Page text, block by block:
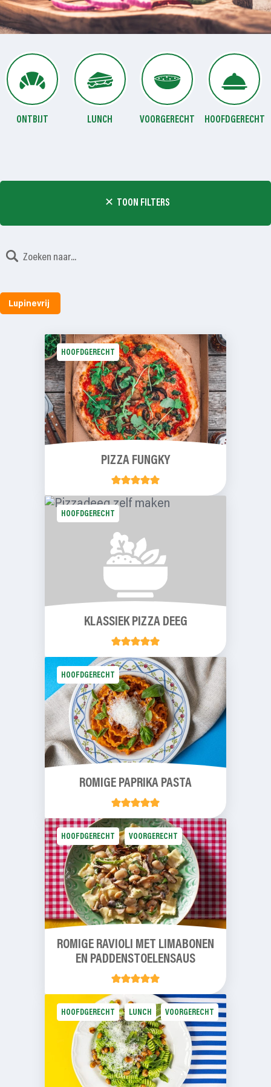
ONTBIJT LUNCH VOORGERECHT HOOFDGERECHT
TOON FILTERS
Lupinevrij
HOOFDGERECHT
PIZZA FUNGKY
HOOFDGERECHT
KLASSIEK PIZZA DEEG
HOOFDGERECHT
ROMIGE PAPRIKA PASTA
HOOFDGERECHT VOORGERECHT
ROMIGE RAVIOLI MET LIMABONEN
EN PADDENSTOELENSAUS
HOOFDGERECHT LUNCH VOORGERECHT